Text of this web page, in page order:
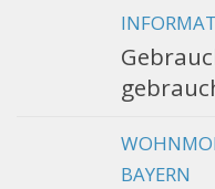
BAYERN